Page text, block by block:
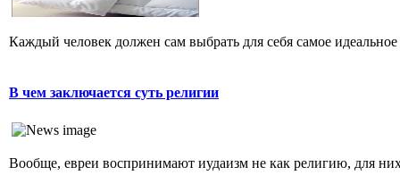
Каждый человек должен сам выбрать для себя самое
В чем заключается суть религии
Вообще, евреи воспринимают иудаизм не как религию, для